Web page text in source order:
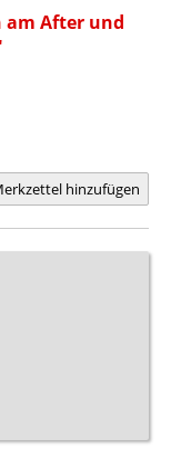
am After und
hinzufügen